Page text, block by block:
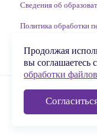
Сведения об
Политика обработки
Обработка файлов
© 2009-2026 ООО
Сделано в
Продолжая
вы соглашаетесь
обработки